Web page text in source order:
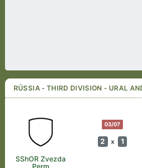
RÚSSIA - THIRD DIVISION - URAL
03/07
2 x 1
SShOR Zvezda
Perm